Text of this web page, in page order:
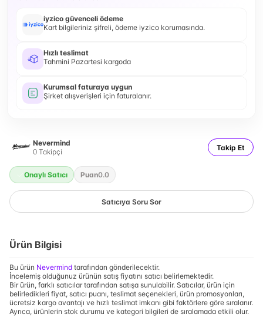
iyzico güvenceli ödeme
Kart bilgileriniz şifreli, ödeme iyzico korumasında.
Hızlı teslimat
Tahmini Pazartesi kargoda
Kurumsal faturaya uygun
Şirket alışverişleri için faturalanır.
Nevermind
0 Takipçi Takip Et
Onaylı Satıcı Puan0.0
Satıcıya Soru Sor
Ürün Bilgisi
Bu ürün Nevermind tarafından gönderilecektir.
İncelemiş olduğunuz ürünün satış fiyatını satıcı belirlemektedir.
Bir ürün, farklı satıcılar tarafından satışa sunulabilir. Satıcılar, ürün için
belirledikleri fiyat, satıcı puanı, teslimat seçenekleri, ürün promosyonları,
ücretsiz kargo avantajı ve hızlı teslimat imkanı gibi faktörlere göre sıralanır.
Ayrıca, ürünlerin stok durumu ve kategori bilgileri de sıralamada etkili olur.